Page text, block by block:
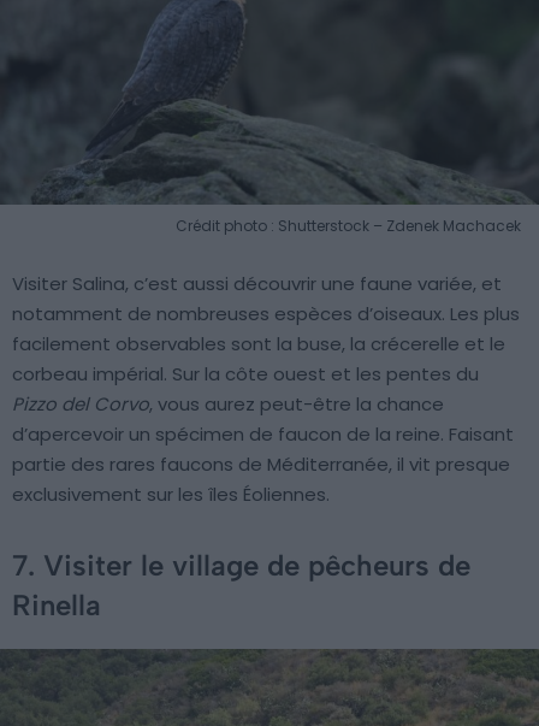
Crédit photo : Shutterstock – Zdenek Machacek
Visiter Salina, c’est aussi découvrir une faune variée, et
notamment de nombreuses espèces d’oiseaux. Les plus
facilement observables sont la buse, la crécerelle et le
corbeau impérial. Sur la côte ouest et les pentes du
Pizzo del Corvo, vous aurez peut-être la chance
d’apercevoir un spécimen de faucon de la reine. Faisant
partie des rares faucons de Méditerranée, il vit presque
exclusivement sur les îles Éoliennes.
7. Visiter le village de pêcheurs de
Rinella